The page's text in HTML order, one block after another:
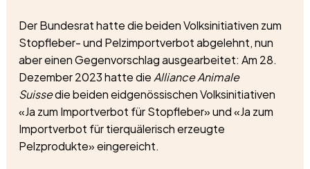
Der Bundesrat hatte die beiden Volksinitiativen zum
Stopfleber- und Pelzimportverbot abgelehnt, nun
aber einen Gegenvorschlag ausgearbeitet: Am 28.
Dezember 2023 hatte die Alliance Animale
Suisse die beiden eidgenössischen Volksinitiativen
«Ja zum Importverbot für Stopfleber» und «Ja zum
Importverbot für tierquälerisch erzeugte
Pelzprodukte» eingereicht.